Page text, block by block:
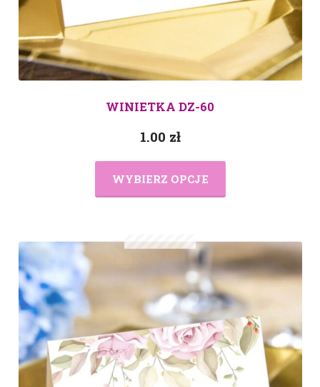
WINIETKA DZ-60
1.00 zł
WYBIERZ OPCJE